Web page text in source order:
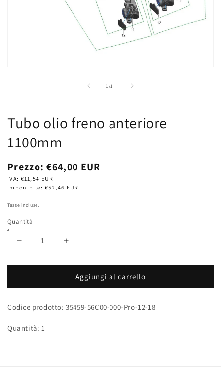
1 /
su1
Tubo olio freno anteriore
1100mm
Prezzo
di
listino
Prezzo: €64,00 EUR
IVA: €11,54 EUR
Imponibile: €52,46 EUR
Tasse incluse.
Quantità
Diminuisci
per
olio
anteriore
Aumenta
per
Tubo
olio
anteriore
Aggiungi al carrello
Codice prodotto: 35459-56C00-000-Pro-12-18
Quantità: 1